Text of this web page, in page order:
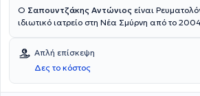
Ο Σαπουντζάκης Αντώνιος είναι
ιδιωτικό ιατρείο στη Νέα Σμύρνη από το
Νοσοκομείο Αθηνών "Γ. Γεννηματάς" και στο Γενικό Νοσοκομείο
Σάμου.Ο γιατρός έχει ιδιαίτερη εμπειρία
αυτοάνοσα συστηματικά νοσήματα, στις
αρθρώσεων και του μυοσκελετικού, αλλά
Απλή επίσκεψη
Δες το κόστος